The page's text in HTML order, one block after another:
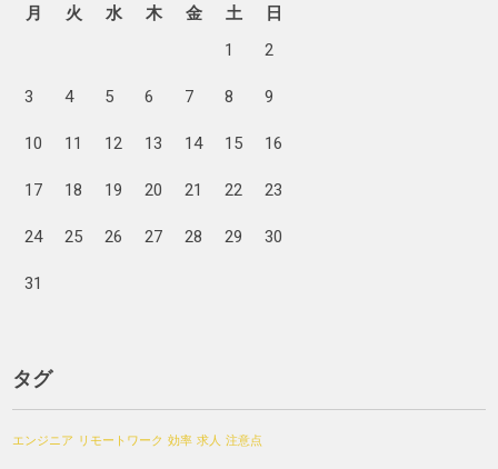
月
火 水 木 金 土
日
1
2
3 4 5 6 7 8 9
10 11 12 13 14 15 16
17 18 19 20 21 22 23
24 25 26 27 28 29 30
31
タグ
エンジニア リモートワーク 効率 求人 注意点